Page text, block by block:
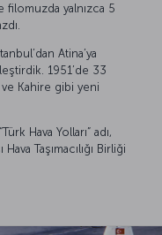
yalnızca 5
Atina’ya
1951’de 33
Kahire gibi yeni
Hava Yolları” adı,
Taşımacılığı Birliği